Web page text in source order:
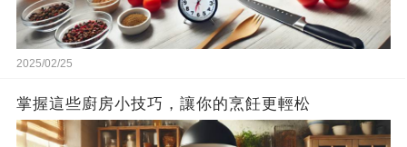
2025/02/25
掌握這些廚房小技巧，讓你的烹飪更輕松